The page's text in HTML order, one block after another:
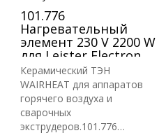
101.776
Нагревательный
элемент 230 V 2200 W
для Leister Electron,
Fusion 2/3C, Weldy
Booster
Керамический ТЭН
WAIRHEAT для аппаратов
горячего воздуха и
сварочных
экструдеров.101.776